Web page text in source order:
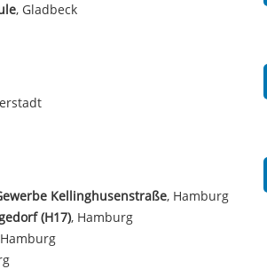
, Gladbeck
Kellinghusenstraße, Hamburg
(H17), Hamburg